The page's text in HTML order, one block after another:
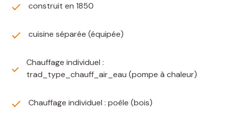
construit en 1850
cuisine séparée (équipée)
Chauffage individuel :
trad_type_chauff_air_eau (pompe à chaleur)
Chauffage individuel : poêle (bois)